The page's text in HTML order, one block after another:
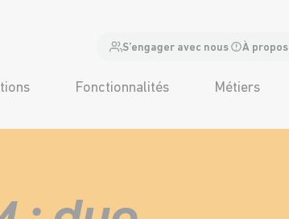
Fonctionnalités Métiers
S’engager avec nous À propos